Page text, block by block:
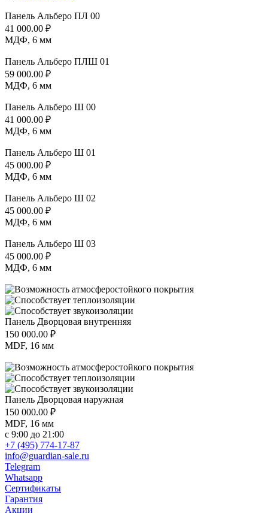
Панель Альберо ПЛ 00
41 000.00 ₽
МДФ, 6 мм
Панель Альберо ПЛШ 01
59 000.00 ₽
МДФ, 6 мм
Панель Альберо Ш 00
41 000.00 ₽
МДФ, 6 мм
Панель Альберо Ш 01
45 000.00 ₽
МДФ, 6 мм
Панель Альберо Ш 02
45 000.00 ₽
МДФ, 6 мм
Панель Альберо Ш 03
45 000.00 ₽
МДФ, 6 мм
Панель Дворцовая внутренняя
150 000.00 ₽
MDF, 16 мм
Панель Дворцовая наружная
150 000.00 ₽
MDF, 16 мм
с 9:00 до 21:00
+7 (495) 774-17-87
info@guardian-sale.ru
Telegram
Whatsapp
Сертификаты
Гарантия
Акции